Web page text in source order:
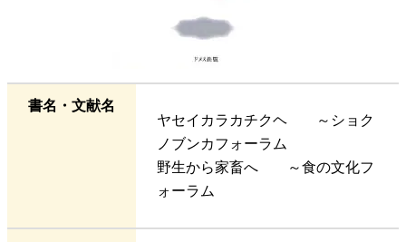
書名・文献名
ヤセイカラカチクヘ ～ショク
ノブンカフォーラム
野生から家畜へ ～食の文化フ
ォーラム